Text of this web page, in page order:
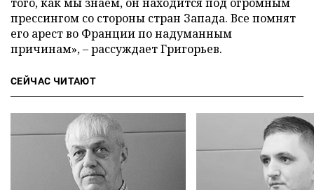
прессингом со стороны стран Запада. Все помнят
его арест во Франции по надуманным
причинам», – рассуждает Григорьев.
СЕЙЧАС ЧИТАЮТ